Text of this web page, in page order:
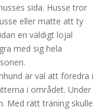
sida. Husse tror
eller matte att ty
en väldigt lojal
med sig hela
är väl att föredra i
i området. Under
Med rätt träning skulle